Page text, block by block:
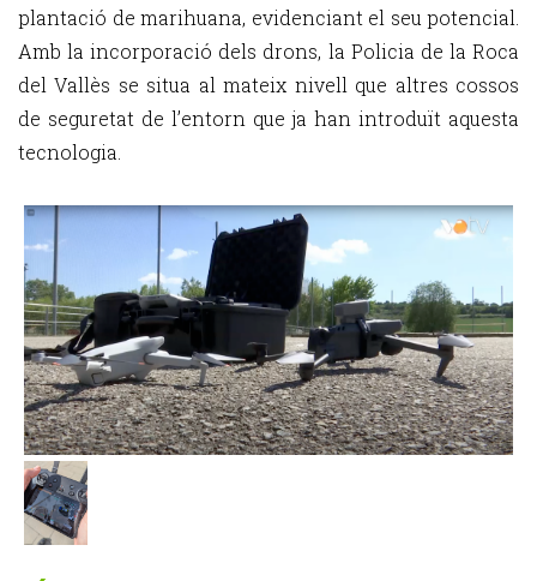
plantació de marihuana, evidenciant el seu potencial.
Amb la incorporació dels drons, la Policia de la Roca
del Vallès se situa al mateix nivell que altres cossos
de seguretat de l’entorn que ja han introduït aquesta
tecnologia.